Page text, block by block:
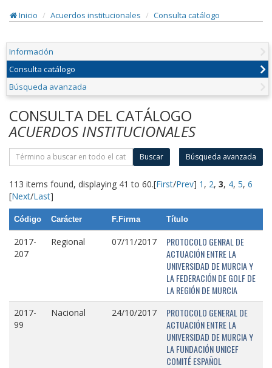
Inicio
Acuerdos institucionales Consulta catálogo
Información
Consulta catálogo
Búsqueda avanzada
CONSULTA DEL CATÁLOGO
ACUERDOS INSTITUCIONALES
Buscar Búsqueda avanzada
113 items found, displaying 41 to 60.[First/Prev] 1 , 2, 3, 4, 5, 6
[Next/Last]
Código Carácter F.Firma Título
2017-
207
Regional 07/11/2017
PROTOCOLO GENRAL DE
ACTUACIÓN ENTRE LA
UNIVERSIDAD DE MURCIA Y
LA FEDERACIÓN DE GOLF DE
LA REGIÓN DE MURCIA
2017-
99
Nacional 24/10/2017
PROTOCOLO GENERAL DE
ACTUACIÓN ENTRE LA
UNIVERSIDAD DE MURCIA Y
LA FUNDACIÓN UNICEF
COMITÉ ESPAÑOL